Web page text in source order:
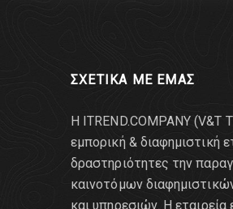
ΣΧΕΤΙΚΑ ΜΕ ΕΜΑΣ
Η ITREND.COMPANY (V&T
εμπορική & διαφημιστική
δραστηριότητες την
καινοτόμων
και υπηρεσιών. Η εταιρεία